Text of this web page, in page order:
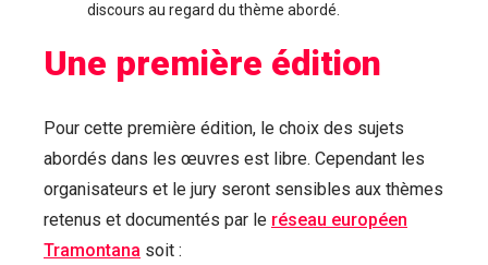
discours au regard du thème abordé.
Une première édition
Pour cette première édition, le choix des sujets
abordés dans les œuvres est libre. Cependant les
organisateurs et le jury seront sensibles aux thèmes
retenus et documentés par le réseau européen
Tramontana soit :